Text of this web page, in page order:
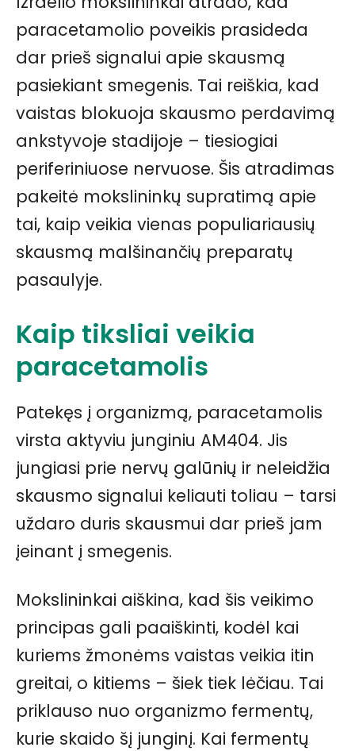
paracetamolio poveikis prasideda
dar prieš signalui apie skausmą
pasiekiant smegenis. Tai reiškia, kad
vaistas blokuoja skausmo perdavimą
ankstyvoje stadijoje – tiesiogiai
periferiniuose nervuose. Šis atradimas
pakeitė mokslininkų supratimą apie
tai, kaip veikia vienas populiariausių
skausmą malšinančių preparatų
pasaulyje.
Kaip tiksliai veikia
paracetamolis
Patekęs į organizmą, paracetamolis
virsta aktyviu junginiu AM404. Jis
jungiasi prie nervų galūnių ir neleidžia
skausmo signalui keliauti toliau – tarsi
uždaro duris skausmui dar prieš jam
įeinant į smegenis.
Mokslininkai aiškina, kad šis veikimo
principas gali paaiškinti, kodėl kai
kuriems žmonėms vaistas veikia itin
greitai, o kitiems – šiek tiek lėčiau. Tai
priklauso nuo organizmo fermentų,
kurie skaido šį junginį. Kai fermentų